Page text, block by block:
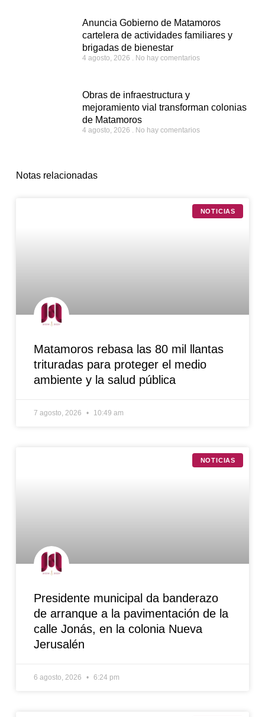
Anuncia Gobierno de Matamoros
cartelera de actividades familiares y
brigadas de bienestar
4 agosto, 2026 No hay comentarios
Obras de infraestructura y
mejoramiento vial transforman colonias
de Matamoros
4 agosto, 2026 No hay comentarios
Notas relacionadas
NOTICIAS
Matamoros rebasa las 80 mil llantas
trituradas para proteger el medio
ambiente y la salud pública
7 agosto, 2026 10:49 am
NOTICIAS
Presidente municipal da banderazo
de arranque a la pavimentación de la
calle Jonás, en la colonia Nueva
Jerusalén
6 agosto, 2026 6:24 pm